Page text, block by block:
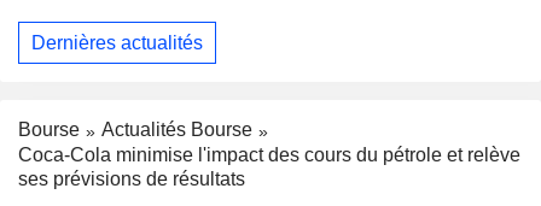
Dernières actualités
Bourse
Actualités Bourse
Coca-Cola minimise l'impact des cours du pétrole et relève
ses prévisions de résultats